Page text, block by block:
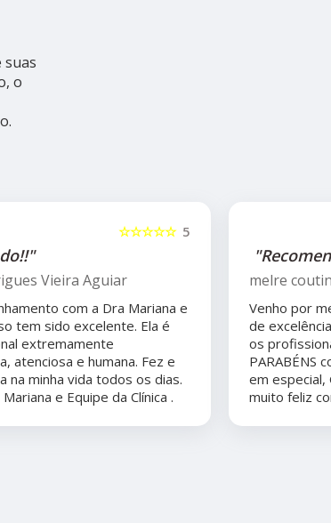
suas
o
5
☆☆☆☆☆
Vieira Aguiar
com a Dra Mariana e
tem sido excelente. Ela é
extremamente
atenciosa e humana. Fez e
na minha vida todos os dias.
e Equipe da Clínica .
melre
Venho por
de
os
PARABÉNS
em especial,
muito feliz